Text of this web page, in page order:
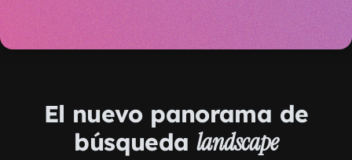
El nuevo panorama de
búsqueda landscape